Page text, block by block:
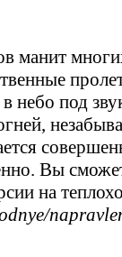
манит
небо под
Вы
на